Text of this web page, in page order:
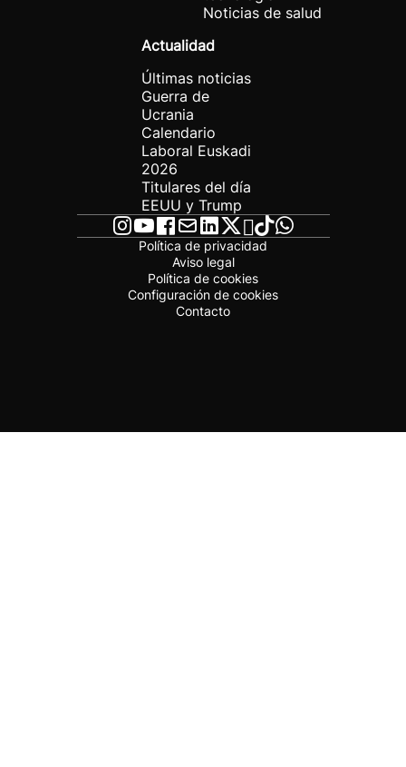
Noticias de salud
Actualidad
Últimas noticias
Guerra de
Ucrania
Calendario
Laboral Euskadi
2026
Titulares del día
EEUU y Trump
Política de privacidad
Aviso legal
Política de cookies
Configuración de cookies
Contacto